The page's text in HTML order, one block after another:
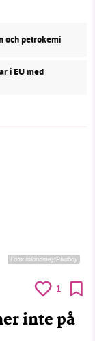
och petrokemi
i EU med
Foto:rolandmey/Pixabay
1
inte på